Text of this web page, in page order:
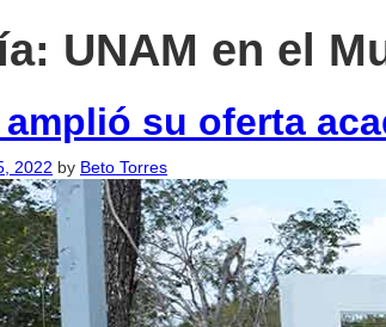
UNAM en el
amplió su oferta
2022 by Beto Torres